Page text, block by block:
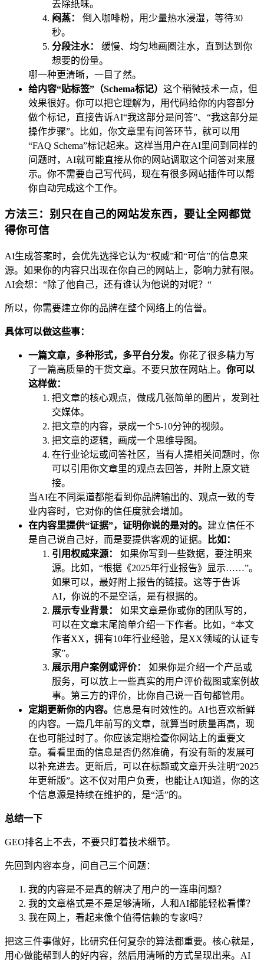
去除纸味。
闷蒸：
倒入咖啡粉，用少量热水浸湿，等待30
秒。
分段注水：
缓慢、均匀地画圈注水，直到达到你
想要的份量。
哪一种更清晰，一目了然。
给内容“贴标签”（Schema标记） 这个稍微技术一点，但
效果很好。你可以把它理解为，用代码给你的内容部分
做个标记，直接告诉AI“我这部分是问答”、“我这部分是
操作步骤”。比如，你文章里有问答环节，就可以用
“FAQ Schema”标记起来。这样当用户在AI里问到同样的
问题时，AI就可能直接从你的网站调取这个问答对来展
示。你不需要自己写代码，现在有很多网站插件可以帮
你自动完成这个工作。
方法三：别只在自己的网站发东西，要让全网都觉
得你可信
AI生成答案时，会优先选择它认为“权威”和“可信”的信息来
源。如果你的内容只出现在你自己的网站上，影响力就有限。
AI会想：“除了他自己，还有谁认为他说的对呢？“
所以，你需要建立你的品牌在整个网络上的信誉。
具体可以做这些事：
一篇文章，多种形式，多平台分发。 你花了很多精力写
了一篇高质量的干货文章。不要只放在网站上。 你可以
这样做：
把文章的核心观点，做成几张简单的图片，发到社
交媒体。
把文章的内容，录成一个5-10分钟的视频。
把文章的逻辑，画成一个思维导图。
在行业论坛或问答社区，当有人提相关问题时，你
可以引用你文章里的观点去回答，并附上原文链
接。
当AI在不同渠道都能看到你品牌输出的、观点一致的专
业内容时，它对你的信任度就会增加。
在内容里提供“证据”，证明你说的是对的。 建立信任不
是自己说自己好，而是要提供客观的证据。
比如：
引用权威来源：
如果你写到一些数据，要注明来
源。比如，“根据《2025年行业报告》显示……”。
如果可以，最好附上报告的链接。这等于告诉
AI，你说的不是空话，是有根据的。
展示专业背景：
如果文章是你或你的团队写的，
可以在文章末尾简单介绍一下作者。比如，“本文
作者XX，拥有10年行业经验，是XX领域的认证专
家”。
展示用户案例或评价：
如果你是介绍一个产品或
服务，可以放上一些真实的用户评价截图或案例故
事。第三方的评价，比你自己说一百句都管用。
定期更新你的内容。 信息是有时效性的。AI也喜欢新鲜
的内容。一篇几年前写的文章，就算当时质量再高，现
在也可能过时了。你应该定期检查你网站上的重要文
章。看看里面的信息是否仍然准确，有没有新的发展可
以补充进去。更新后，可以在标题或文章开头注明“2025
年更新版”。这不仅对用户负责，也能让AI知道，你的这
个信息源是持续在维护的，是“活”的。
总结一下
GEO排名上不去，不要只盯着技术细节。
先回到内容本身，问自己三个问题：
我的内容是不是真的解决了用户的一连串问题？
我的文章格式是不是足够清晰，人和AI都能轻松看懂？
我在网上，看起来像个值得信赖的专家吗？
把这三件事做好，比研究任何复杂的算法都重要。核心就是，
用心做能帮到人的好内容，然后用清晰的方式呈现出来。AI